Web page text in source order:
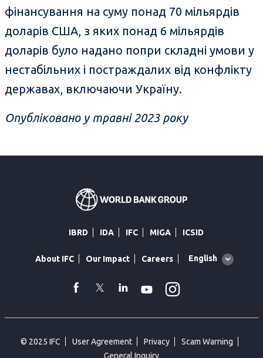
фінансування на суму понад 70 мільярдів
доларів США, з яких понад 6 мільярдів
доларів було надано попри складні умови у
нестабільних і постраждалих від конфлікту
державах, включаючи Україну.
Опубліковано у травні 2023 року
IBRD IDA IFC MIGA ICSID
About IFC Our Impact Careers
Global
English
facebook
TwitterLinkedin
Youtube
© 2025 IFC User Agreement Privacy
Scam Warning
General Inquiry